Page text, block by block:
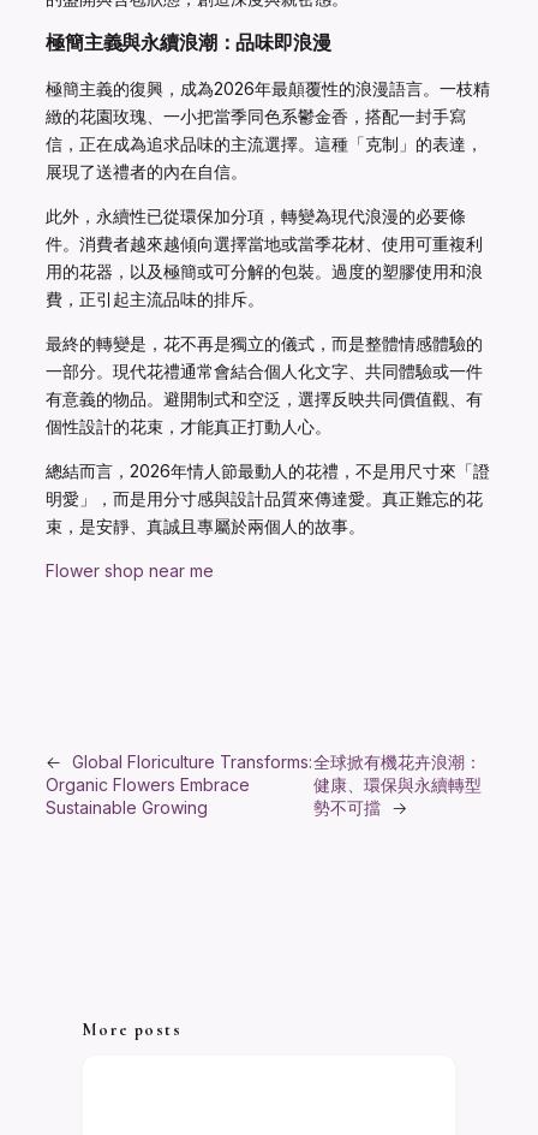
極簡主義與永續浪潮：品味即浪漫
極簡主義的復興，成為2026年最顛覆性的浪漫語言。一枝精
緻的花園玫瑰、一小把當季同色系鬱金香，搭配一封手寫
信，正在成為追求品味的主流選擇。這種「克制」的表達，
展現了送禮者的內在自信。
此外，永續性已從環保加分項，轉變為現代浪漫的必要條
件。消費者越來越傾向選擇當地或當季花材、使用可重複利
用的花器，以及極簡或可分解的包裝。過度的塑膠使用和浪
費，正引起主流品味的排斥。
最終的轉變是，花不再是獨立的儀式，而是整體情感體驗的
一部分。現代花禮通常會結合個人化文字、共同體驗或一件
有意義的物品。避開制式和空泛，選擇反映共同價值觀、有
個性設計的花束，才能真正打動人心。
總結而言，2026年情人節最動人的花禮，不是用尺寸來「證
明愛」，而是用分寸感與設計品質來傳達愛。真正難忘的花
束，是安靜、真誠且專屬於兩個人的故事。
Flower shop near me
← Global Floriculture Transforms:
Organic Flowers Embrace
Sustainable Growing
全球掀有機花卉浪潮：
健康、環保與永續轉型
勢不可擋 →
More posts